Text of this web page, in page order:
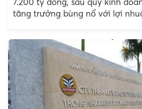
tăng trưởng bùng nổ với lợi